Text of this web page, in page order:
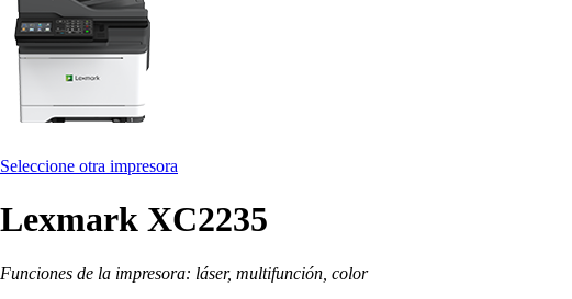
Seleccione otra impresora
Lexmark XC2235
Funciones de la impresora: láser, multifunción, color